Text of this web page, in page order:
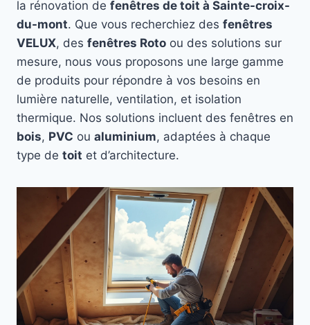
la rénovation de fenêtres de toit à Sainte-croix-
du-mont. Que vous recherchiez des fenêtres
VELUX, des fenêtres Roto ou des solutions sur
mesure, nous vous proposons une large gamme
de produits pour répondre à vos besoins en
lumière naturelle, ventilation, et isolation
thermique. Nos solutions incluent des fenêtres en
bois, PVC ou aluminium, adaptées à chaque
type de toit et d’architecture.